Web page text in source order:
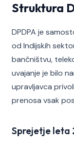
Struktura
DPDPA je
od Indijskih
bančništvu,
uvajanje je bilo
upravljavca
prenosa vsak
Sprejetje leta